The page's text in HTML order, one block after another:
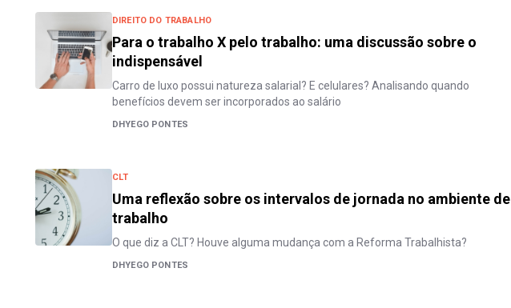
DIREITO DO TRABALHO
Para o trabalho X pelo trabalho: uma discussão sobre o
indispensável
Carro de luxo possui natureza salarial? E celulares? Analisando quando
benefícios devem ser incorporados ao salário
DHYEGO PONTES
CLT
Uma reflexão sobre os intervalos de jornada no ambiente de
trabalho
O que diz a CLT? Houve alguma mudança com a Reforma Trabalhista?
DHYEGO PONTES